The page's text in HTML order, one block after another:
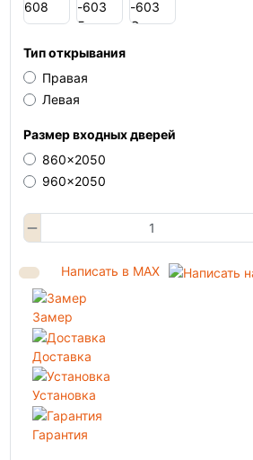
Тип открывания
Правая
Левая
Размер входных дверей
860x2050
960x2050
Написать в MAX
Замер
Доставка
Установка
Гарантия